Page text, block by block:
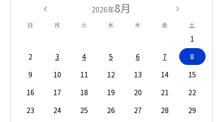
2026年8月
日 月 火 水 木 金 土
1
2
3 4 5 6 7
8
9
10 11 12 13 14
15
16
17 18 19 20 21
22
23
24 25 26 27 28
29